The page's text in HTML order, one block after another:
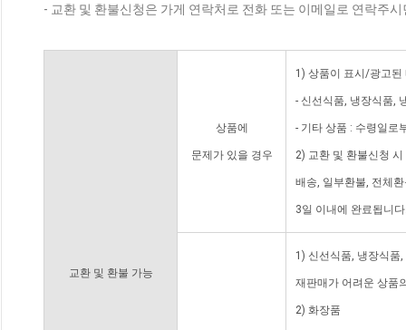
- 교환 및 환불신청은 가게 연락처로 전화 또는 이메일로 연락주
교환 및 환불 가능
상품에
문제가 있을 경우
1) 상품이 표시/광고된
- 신선식품, 냉장식품,
- 기타 상품 : 수령일로
2) 교환 및 환불신청
배송, 일부환불, 전체
3일 이내에 완료됩니
1) 신선식품, 냉장식품
재판매가 어려운 상품
2) 화장품